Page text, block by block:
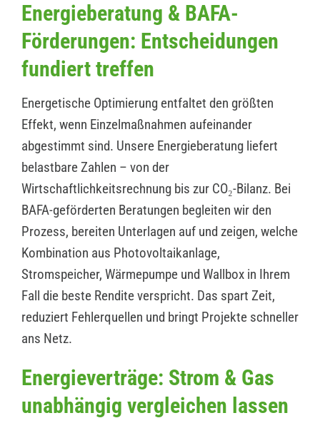
Energieberatung & BAFA-
Förderungen: Entscheidungen
fundiert treffen
Energetische Optimierung entfaltet den größten
Effekt, wenn Einzelmaßnahmen aufeinander
abgestimmt sind. Unsere Energieberatung liefert
belastbare Zahlen – von der
Wirtschaftlichkeitsrechnung bis zur CO₂-Bilanz. Bei
BAFA-geförderten Beratungen begleiten wir den
Prozess, bereiten Unterlagen auf und zeigen, welche
Kombination aus Photovoltaikanlage,
Stromspeicher, Wärmepumpe und Wallbox in Ihrem
Fall die beste Rendite verspricht. Das spart Zeit,
reduziert Fehlerquellen und bringt Projekte schneller
ans Netz.
Energieverträge: Strom & Gas
unabhängig vergleichen lassen